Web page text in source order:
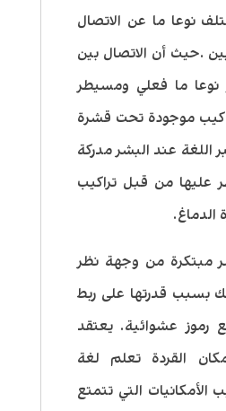
نوعا ما عن الاتصال
.حيث أن الاتصال بين
نوعا ما فعلي ومسيطر
موجودة تحت قشرة
اللغة عند البشر مدركة
عليها من قبل تراكيب
مبتكرة من وجهة نظر
بسبب قدرتها على ربط
رموز عشوائية. يعتقد
القردة تعلم لغة
التي تتمتع